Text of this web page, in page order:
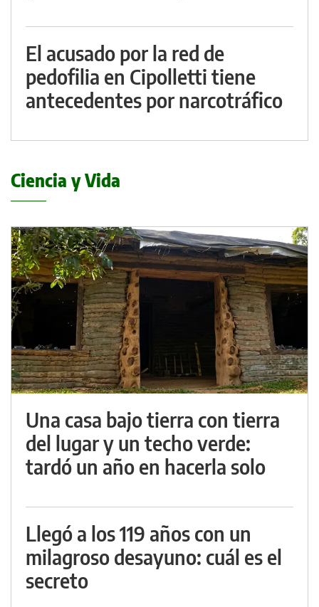
El acusado por la red de
pedofilia en Cipolletti tiene
antecedentes por narcotráfico
Ciencia y Vida
Una casa bajo tierra con tierra
del lugar y un techo verde:
tardó un año en hacerla solo
Llegó a los 119 años con un
milagroso desayuno: cuál es el
secreto